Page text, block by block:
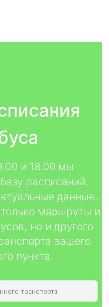
и 18.00 мы
расписаний,
данные.
маршруты и
но и другого
вашего
пункта.